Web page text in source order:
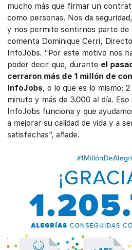
mucho más que firmar un
como personas. Nos da
y nos permite sentirnos parte de
comenta Dominique Cerri,
InfoJobs. “Por este motivo nos
poder decir que, durante el
cerraron más de 1 millón de
InfoJobs, o lo que es lo mismo:
minuto y más de 3.000 al día. Eso
InfoJobs funciona y que
a mejorar su calidad de vida y a
satisfechas”, añade.